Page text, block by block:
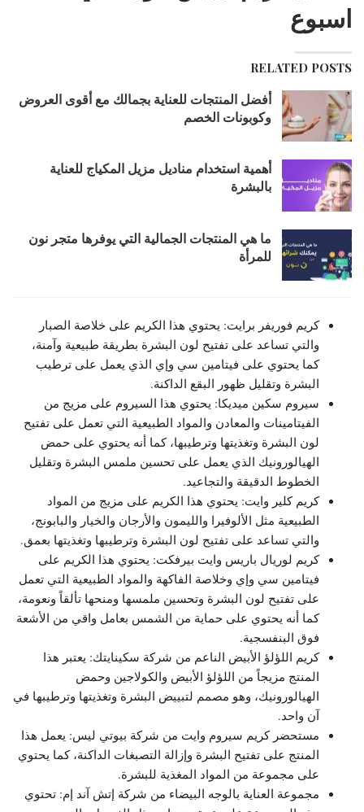
اسبوع
RELATED POSTS
أفضل المنتجات للعناية بجمالك مع أقوى العروض
وكوبونات الخصم
أهمية استخدام مناديل مزيل المكياج للعناية
بالبشرة
ما هي المنتجات الجمالية التي يوفرها متجر نون
للمرأة
كريم فوريفر برايت: يحتوي هذا الكريم على خلاصة الصبار
والتي تساعد على تفتيح لون البشرة بطريقة طبيعية وآمنة،
كما يحتوي على فيتامين سي وإي الذي يعمل على ترطيب
البشرة وتقليل ظهور البقع الداكنة.
سيروم سكين ميديكا: يحتوي هذا السيروم على مزيج من
الفيتامينات والمعادن والمواد الطبيعية التي تعمل على تفتيح
لون البشرة وتغذيتها وترطيبها، كما أنه يحتوي على حمض
الهيالورونيك الذي يعمل على تحسين ملمس البشرة وتقليل
الخطوط الدقيقة والتجاعيد.
كريم كلير وايت: يحتوي هذا الكريم على مزيج من المواد
الطبيعية مثل الألوفيرا والليمون والأرجان والخيار والبابونج،
والتي تساعد على تفتيح لون البشرة وترطيبها وتغذيتها بعمق.
كريم لوريال باريس وايت بيرفكت: يحتوي هذا الكريم على
فيتامين سي وإي وخلاصة الفاكهة والمواد الطبيعية التي تعمل
على تفتيح لون البشرة وتحسين ملمسها ومنحها تألقاً ونعومة،
كما أنه يحتوي على حماية من الشمس بعامل واقي من الأشعة
فوق البنفسجية.
كريم اللؤلؤ الأبيض الناعم من شركة سكينايتك: يعتبر هذا
المنتج مزيجاً من اللؤلؤ الأبيض والكولاجين وحمض
الهيالورونيك، وهو مصمم لتبييض البشرة وتغذيتها وترطيبها في
آن واحد.
مستحضر كريم سيروم وايت من شركة بيوتي ليس: يعمل هذا
المنتج على تفتيح البشرة وإزالة التصبغات الداكنة، كما يحتوي
على مجموعة من المواد المغذية للبشرة.
مجموعة العناية بالوجه البيضاء من شركة إتش آند إم: تحتوي